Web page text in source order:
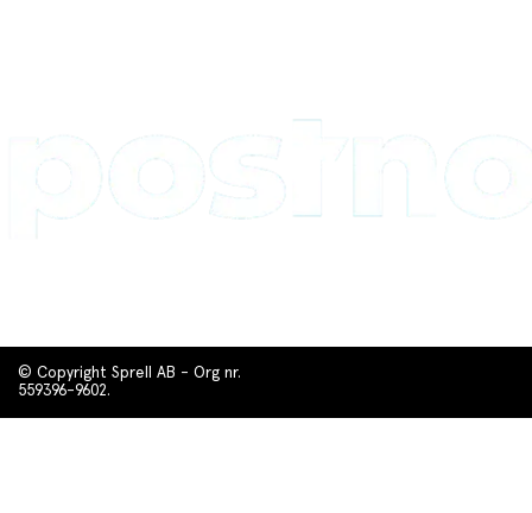
© Copyright Sprell AB - Org nr.
559396-9602.